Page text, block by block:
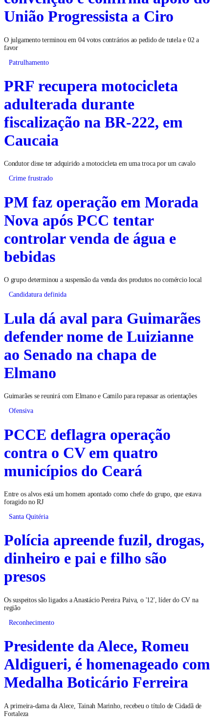
União Progressista a Ciro
O julgamento terminou em 04 votos contrários ao pedido de tutela e 02 a
favor
Patrulhamento
PRF recupera motocicleta
adulterada durante
fiscalização na BR-222, em
Caucaia
Condutor disse ter adquirido a motocicleta em uma troca por um cavalo
Crime frustrado
PM faz operação em Morada
Nova após PCC tentar
controlar venda de água e
bebidas
O grupo determinou a suspensão da venda dos produtos no comércio local
Candidatura definida
Lula dá aval para Guimarães
defender nome de Luizianne
ao Senado na chapa de
Elmano
Guimarães se reunirá com Elmano e Camilo para repassar as orientações
Ofensiva
PCCE deflagra operação
contra o CV em quatro
municípios do Ceará
Entre os alvos está um homem apontado como chefe do grupo, que estava
foragido no RJ
Santa Quitéria
Polícia apreende fuzil, drogas,
dinheiro e pai e filho são
presos
Os suspeitos são ligados a Anastácio Pereira Paiva, o '12', líder do CV na
região
Reconhecimento
Presidente da Alece, Romeu
Aldigueri, é homenageado com
Medalha Boticário Ferreira
A primeira-dama da Alece, Tainah Marinho, recebeu o título de Cidadã de
Fortaleza